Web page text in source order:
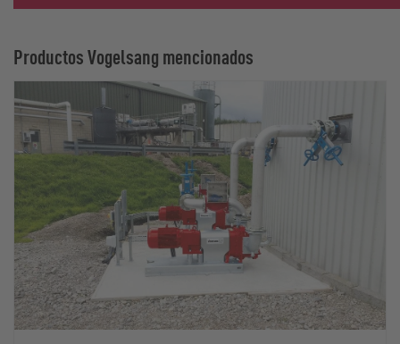
Productos Vogelsang mencionados